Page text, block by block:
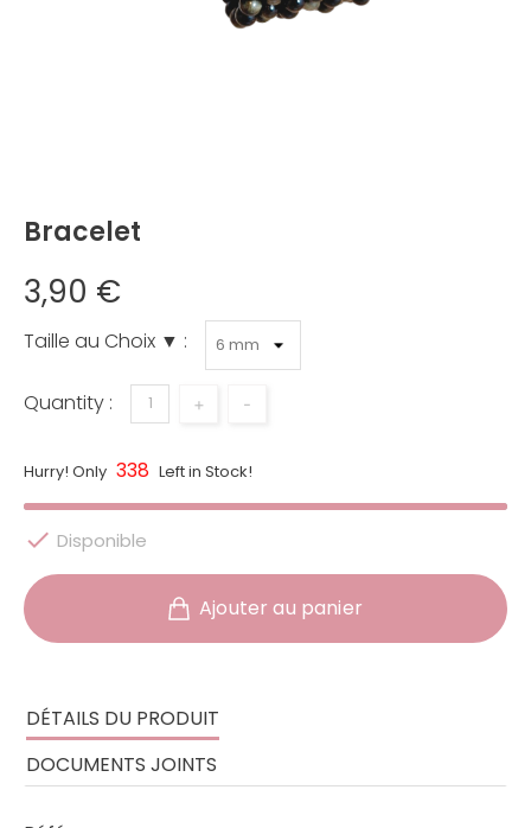
Bracelet
3,90 €
Taille au Choix ▼ :
Quantity : + -
Hurry! Only 338 Left in Stock!
 Disponible
Ajouter au panier
DÉTAILS DU PRODUIT
DOCUMENTS JOINTS